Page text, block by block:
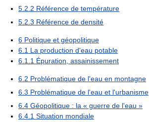
5.2.2 Référence de température
5.2.3 Référence de densité
6 Politique et géopolitique
6.1 La production d'eau potable
6.1.1 Épuration, assainissement
6.2 Problématique de l'eau en montagne
6.3 Problématique de l'eau et l'urbanisme
6.4 Géopolitique : la « guerre de l'eau »
6.4.1 Situation mondiale